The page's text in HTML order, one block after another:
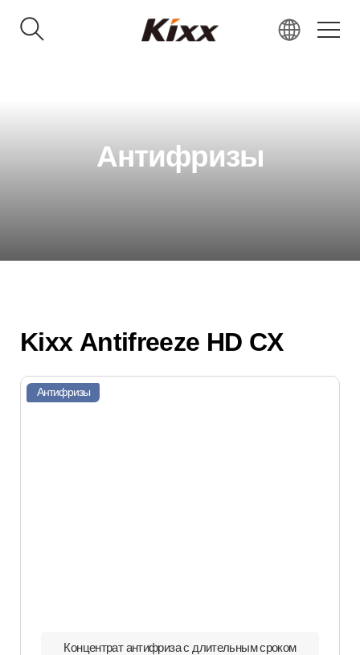
Антифризы
Kixx Antifreeze HD CX
Антифризы
Концентрат антифриза с длительным сроком